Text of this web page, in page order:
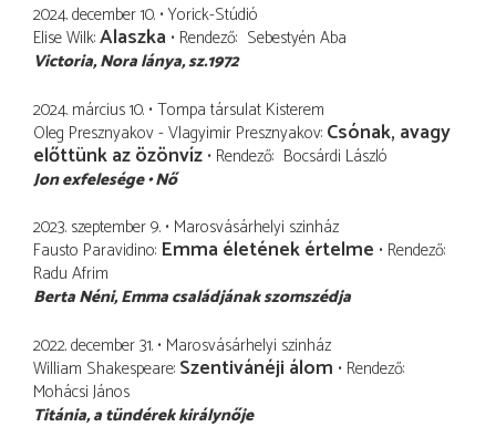
2024. december 10. Yorick-Stúdió
Elise Wilk Alaszka Rendező Sebestyén Aba
Victoria Nora lánya, sz.1972
2024. március 10. Tompa társulat Kisterem
Oleg Presznyakov - Vlagyimir Presznyakov Csónak, avagy
előttünk az özönvíz Rendező Bocsárdi László
Jon exfelesége Nő
2023. szeptember 9. Marosvásárhelyi szinház
Fausto Paravidino Emma életének értelme Rendező
Radu Afrim
Berta Néni Emma családjának szomszédja
2022. december 31. Marosvásárhelyi szinház
William Shakespeare Szentivánéji álom Rendező
Mohácsi János
Titánia a tündérek királynője